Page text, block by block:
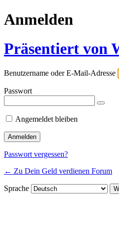
Anmelden
Präsentiert von
Benutzername oder E-Mail-Adresse
Passwort
Angemeldet bleiben
Passwort vergessen?
← Zu Dein Geld verdienen Forum
Sprache